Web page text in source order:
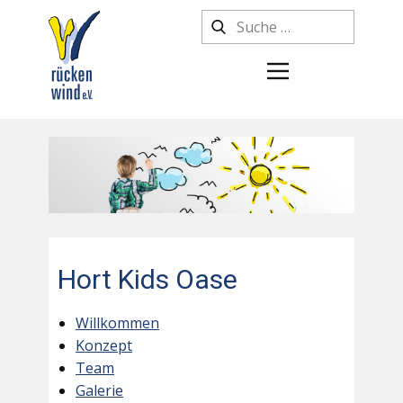
Hort Kids Oase
Willkommen
Konzept
Team
Galerie